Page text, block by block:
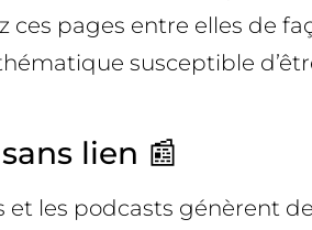
ces pages entre elles de
susceptible
lien 📰
et les podcasts génèrent